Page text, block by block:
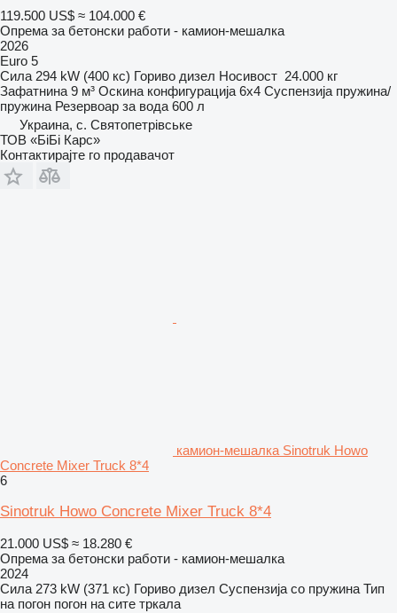
119.500 US$ ≈ 104.000 €
Опрема за бетонски работи - камион-мешалка
2026
Euro 5
Сила 294 kW (400 кс) Гориво дизел Носивост 24.000 кг
Зафатнина 9 м³ Оскина конфигурација 6x4 Суспензија пружина/
пружина Резервоар за вода 600 л
Украина, с. Святопетрівське
ТОВ «БіБі Карс»
Контактирајте го продавачот
камион-мешалка Sinotruk Howo
Concrete Mixer Truck 8*4
6
Sinotruk Howo Concrete Mixer Truck 8*4
21.000 US$ ≈ 18.280 €
Опрема за бетонски работи - камион-мешалка
2024
Сила 273 kW (371 кс) Гориво дизел Суспензија со пружина Тип
на погон погон на сите тркала